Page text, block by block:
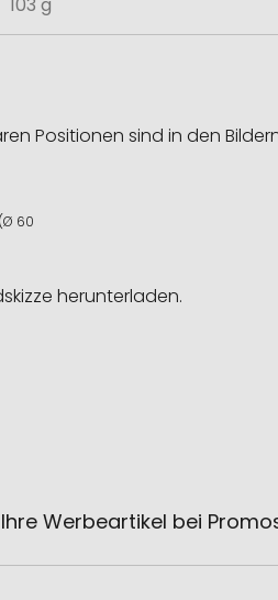
103 g
Positionen sind in den
60
herunterladen.
Werbeartikel bei